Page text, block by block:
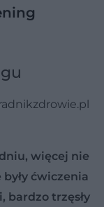
więcej nie
ćwiczenia
bardzo trzęsły